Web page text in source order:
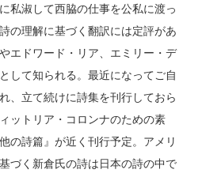
私淑して西脇の仕事を公私に渡っ
の理解に基づく翻訳には定評があ
エドワード・リア、エミリー・デ
して知られる。最近になってご自
、立て続けに詩集を刊行しておら
ットリア・コロンナのための素
の詩篇』が近く刊行予定。アメリ
づく新倉氏の詩は日本の詩の中で